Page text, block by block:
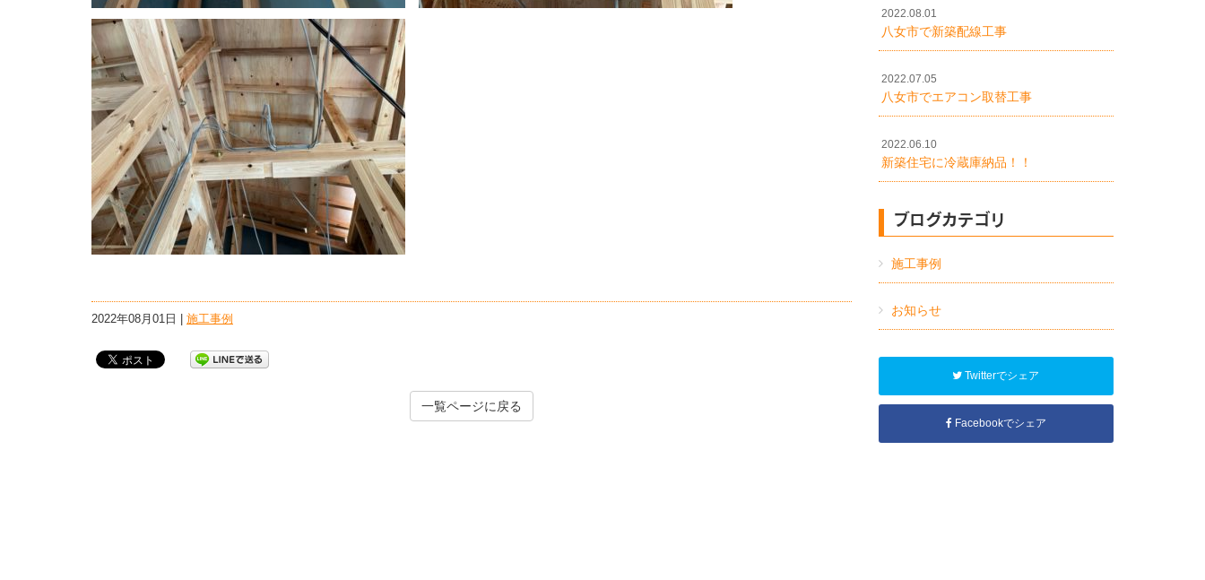
2022年08月01日 | 施工事例
一覧ページに戻る
2022.08.01
八女市で新築配線工事
2022.07.05
八女市でエアコン取替工事
2022.06.10
新築住宅に冷蔵庫納品！！
ブログカテゴリ
施工事例
お知らせ
Twitterでシェア
Facebookでシェア